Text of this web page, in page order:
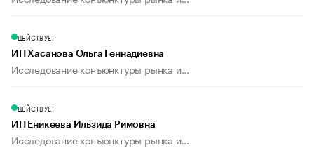
ДЕЙСТВУЕТ
ИП Хасанова Ольга Геннадиевна
Исследование конъюнктуры рынка и...
ДЕЙСТВУЕТ
ИП Еникеева Ильзида Римовна
Исследование конъюнктуры рынка и...